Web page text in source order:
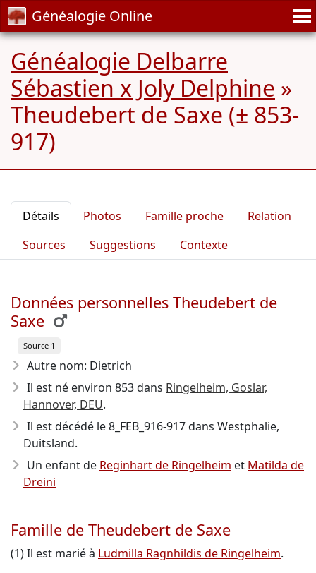
Généalogie Online
Généalogie Delbarre
Sébastien x Joly Delphine »
Theudebert de Saxe (± 853-
917)
Détails Photos Famille proche
Relation
Sources
Suggestions Contexte
Données personnelles Theudebert de
Saxe
Source 1
Autre nom: Dietrich
Il est né environ 853dans Ringelheim, Goslar,
Hannover, DEU.
Il est décédé le 8_FEB_916-917dans Westphalie,
Duitsland.
Un enfant de Reginhart de Ringelheim et Matilda de
Dreini
Famille de Theudebert de Saxe
(1) Il est marié à Ludmilla Ragnhildis de Ringelheim.